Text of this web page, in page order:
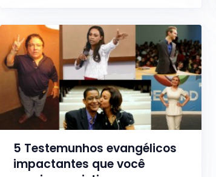
5 Testemunhos evangélicos
impactantes que você